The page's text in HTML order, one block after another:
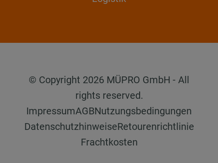
© Copyright 2026 MÜPRO GmbH - All
rights reserved.
ImpressumAGBNutzungsbedingungen
DatenschutzhinweiseRetourenrichtlinie
Frachtkosten